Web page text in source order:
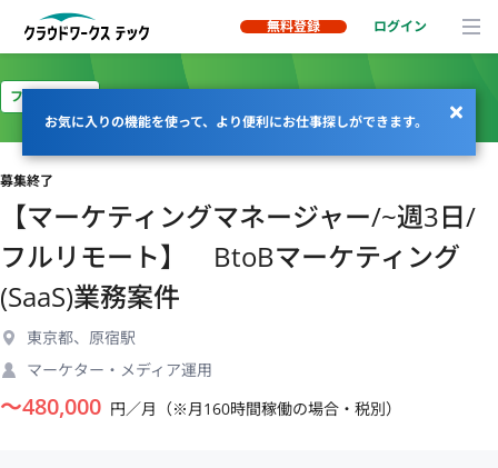
無料登録 ログイン
お気に入りの機能を使って、より便利にお仕事探しができます。
フルリモート
募集終了
【マーケティングマネージャー/~週3日/
フルリモート】 BtoBマーケティング
(SaaS)業務案件
東京都、原宿駅
マーケター・メディア運用
〜480,000 円／月（※月160時間稼働の場合・税別）